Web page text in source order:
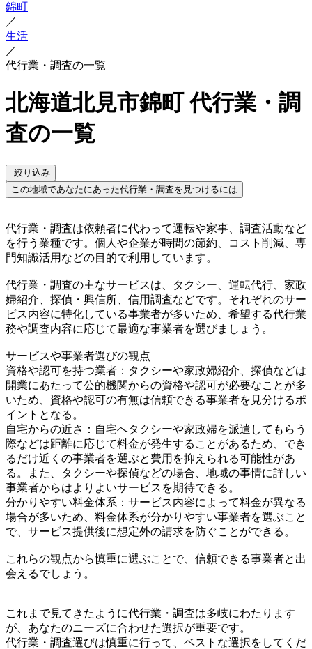
錦町
／
生活
／
代行業・調査の一覧
北海道北見市錦町 代行業・調
査の一覧
絞り込み
この地域であなたにあった代行業・調査を見つけるには
代行業・調査は依頼者に代わって運転や家事、調査活動など
を行う業種です。個人や企業が時間の節約、コスト削減、専
門知識活用などの目的で利用しています。
代行業・調査の主なサービスは、タクシー、運転代行、家政
婦紹介、探偵・興信所、信用調査などです。それぞれのサー
ビス内容に特化している事業者が多いため、希望する代行業
務や調査内容に応じて最適な事業者を選びましょう。
サービスや事業者選びの観点
資格や認可を持つ業者：タクシーや家政婦紹介、探偵などは
開業にあたって公的機関からの資格や認可が必要なことが多
いため、資格や認可の有無は信頼できる事業者を見分けるポ
イントとなる。
自宅からの近さ：自宅へタクシーや家政婦を派遣してもらう
際などは距離に応じて料金が発生することがあるため、でき
るだけ近くの事業者を選ぶと費用を抑えられる可能性があ
る。また、タクシーや探偵などの場合、地域の事情に詳しい
事業者からはよりよいサービスを期待できる。
分かりやすい料金体系：サービス内容によって料金が異なる
場合が多いため、料金体系が分かりやすい事業者を選ぶこと
で、サービス提供後に想定外の請求を防ぐことができる。
これらの観点から慎重に選ぶことで、信頼できる事業者と出
会えるでしょう。
これまで見てきたように代行業・調査は多岐にわたります
が、あなたのニーズに合わせた選択が重要です。
代行業・調査選びは慎重に行って、ベストな選択をしてくだ